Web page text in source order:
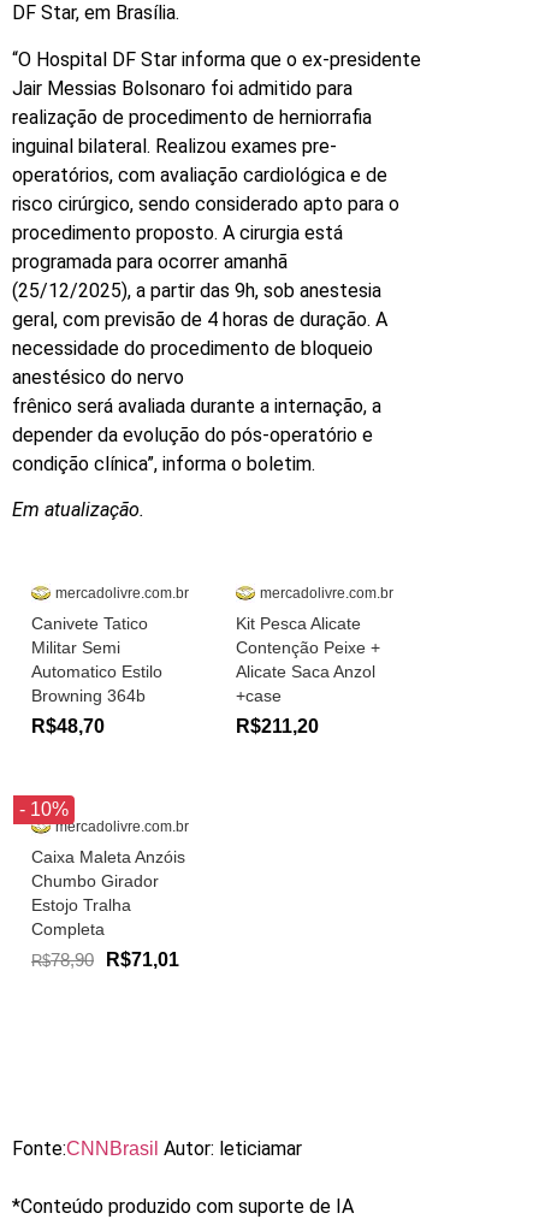
DF Star, em Brasília.
“O Hospital DF Star informa que o ex-presidente
Jair Messias Bolsonaro foi admitido para
realização de procedimento de herniorrafia
inguinal bilateral. Realizou exames pre-
operatórios, com avaliação cardiológica e de
risco cirúrgico, sendo considerado apto para o
procedimento proposto. A cirurgia está
programada para ocorrer amanhã
(25/12/2025), a partir das 9h, sob anestesia
geral, com previsão de 4 horas de duração. A
necessidade do procedimento de bloqueio
anestésico do nervo
frênico será avaliada durante a internação, a
depender da evolução do pós-operatório e
condição clínica”, informa o boletim.
Em atualização.
mercadolivre.com.br
Canivete Tatico
Militar Semi
Automatico Estilo
Browning 364b
R$48,70
mercadolivre.com.br
Kit Pesca Alicate
Contenção Peixe +
Alicate Saca Anzol
+case
R$211,20
- 10%
mercadolivre.com.br
Caixa Maleta Anzóis
Chumbo Girador
Estojo Tralha
Completa
R$78,90 R$71,01
Fonte:CNNBrasil Autor: leticiamar
*Conteúdo produzido com suporte de IA